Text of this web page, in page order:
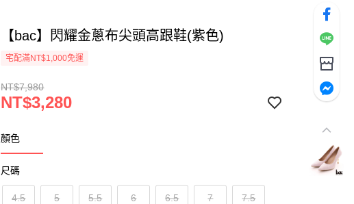
【bac】閃耀金蔥布尖頭高跟鞋(紫色)
宅配滿NT$1,000免運
NT$7,980
NT$3,280
顏色
尺碼
4.5 5 5.5 6 6.5 7 7.5